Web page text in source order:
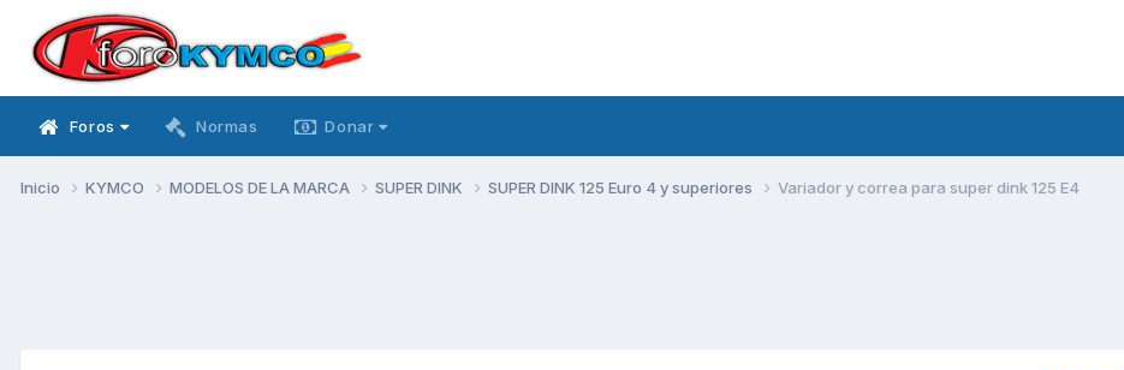
Foros Normas Donar
Inicio KYMCO MODELOS DE LA MARCA SUPER DINK SUPER DINK 125 Euro 4 y superiores Variador y correa para super dink 125 E4